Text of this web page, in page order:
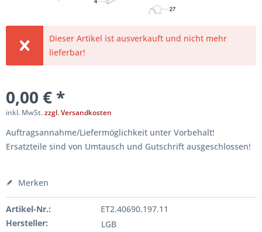
Dieser Artikel ist ausverkauft und nicht mehr
lieferbar!
0,00 € *
inkl. MwSt.zzgl. Versandkosten
Auftragsannahme/Liefermöglichkeit unter Vorbehalt!
Ersatzteile sind von Umtausch und Gutschrift ausgeschlossen!
Merken
Artikel-Nr.:
ET2.40690.197.11
Hersteller:
LGB